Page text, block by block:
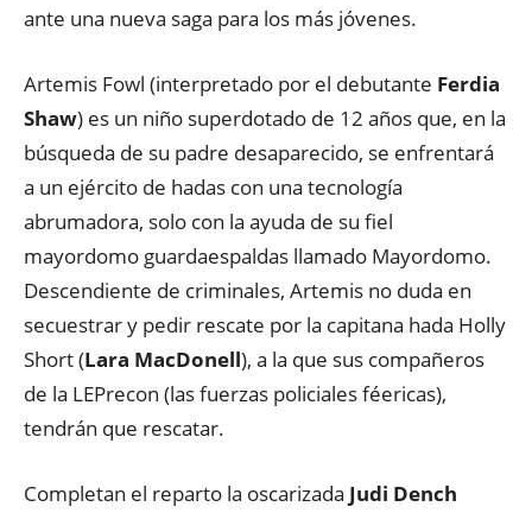
ante una nueva saga para los más jóvenes.
Artemis Fowl (interpretado por el debutante Ferdia
Shaw) es un niño superdotado de 12 años que, en la
búsqueda de su padre desaparecido, se enfrentará
a un ejército de hadas con una tecnología
abrumadora, solo con la ayuda de su fiel
mayordomo guardaespaldas llamado Mayordomo.
Descendiente de criminales, Artemis no duda en
secuestrar y pedir rescate por la capitana hada Holly
Short (Lara MacDonell), a la que sus compañeros
de la LEPrecon (las fuerzas policiales féericas),
tendrán que rescatar.
Completan el reparto la oscarizada Judi Dench